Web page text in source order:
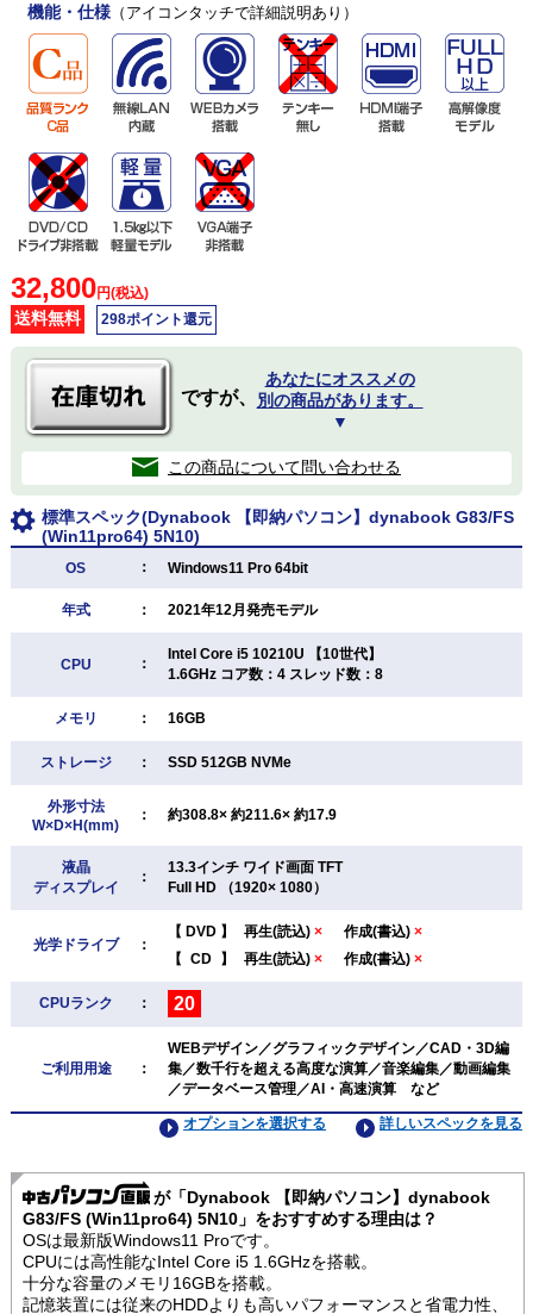
機能・仕様（アイコンタッチで詳細説明あり）
32,800円(税込)
送料無料 298ポイント還元
ですが、
あなたにオススメの
別の商品があります。
▼
この商品について問い合わせる
標準スペック(Dynabook 【即納パソコン】dynabook G83/FS
(Win11pro64) 5N10)
OS ： Windows11 Pro 64bit
年式 ： 2021年12月発売モデル
CPU ：
Intel Core i5 10210U 【10世代】
1.6GHz コア数：4 スレッド数：8
メモリ ： 16GB
ストレージ ： SSD 512GB NVMe
外形寸法
W×D×H(mm)
： 約308.8× 約211.6× 約17.9
液晶
ディスプレイ
：
13.3インチ ワイド画面 TFT
Full HD （1920× 1080）
光学ドライブ ：
【 DVD 】 再生(読込) × 作成(書込) ×
【 CD 】 再生(読込) × 作成(書込) ×
CPUランク ： 20
ご利用用途 ：
WEBデザイン／グラフィックデザイン／CAD・3D編
集／数千行を超える高度な演算／音楽編集／動画編集
／データベース管理／AI・高速演算 など
詳しいスペックを見る
オプションを選択する
が「Dynabook 【即納パソコン】dynabook
G83/FS (Win11pro64) 5N10」をおすすめする理由は？
OSは最新版Windows11 Proです。
CPUには高性能なIntel Core i5 1.6GHzを搭載。
十分な容量のメモリ16GBを搭載。
記憶装置には従来のHDDよりも高いパフォーマンスと省電力性、